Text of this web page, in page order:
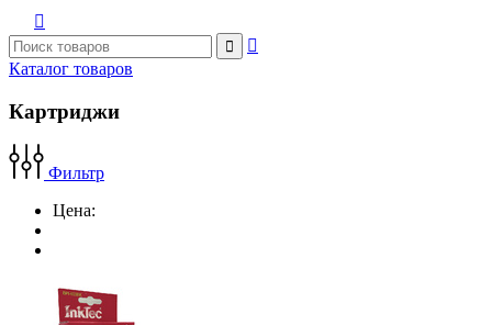



Каталог товаров
Картриджи
Фильтр
Цена: